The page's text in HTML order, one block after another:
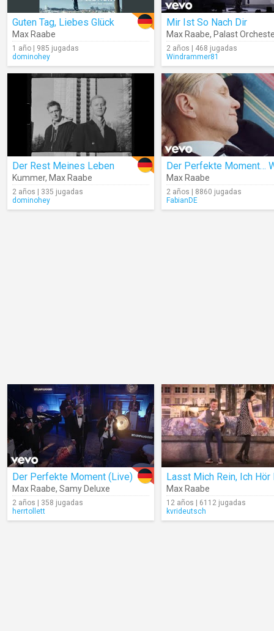
Guten Tag, Liebes Glück
Max Raabe
1 año | 985 jugadas
dominohey
Mir Ist So Nach Dir
Max Raabe, Palast
2 años | 468 jugadas
Windrammer81
Der Rest Meines Leben
Kummer, Max Raabe
2 años | 335 jugadas
dominohey
Max Raabe
2 años | 8860 jugadas
FabianDE
Der Perfekte Moment (Live)
Max Raabe, Samy Deluxe
2 años | 358 jugadas
herrtollett
Max Raabe
12 años | 6112 jugadas
kvrideutsch